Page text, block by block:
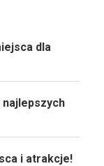
dla
i atrakcje!